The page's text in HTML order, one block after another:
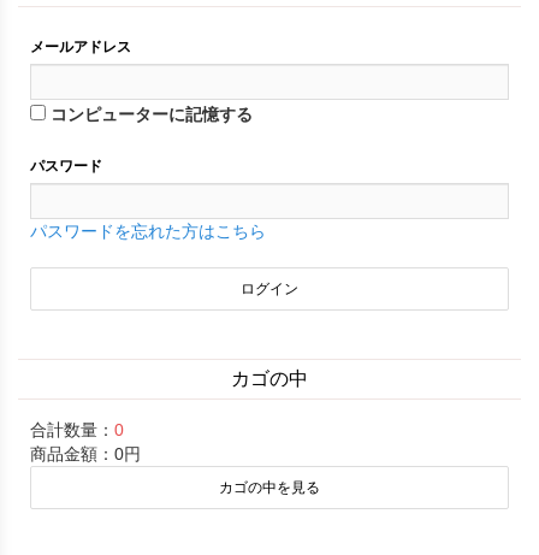
メールアドレス
コンピューターに記憶する
パスワード
パスワードを忘れた方はこちら
カゴの中
合計数量： 0
商品金額： 0円
カゴの中を見る